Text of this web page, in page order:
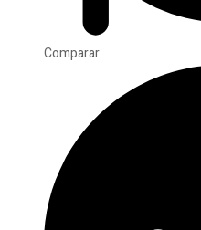
Comparar